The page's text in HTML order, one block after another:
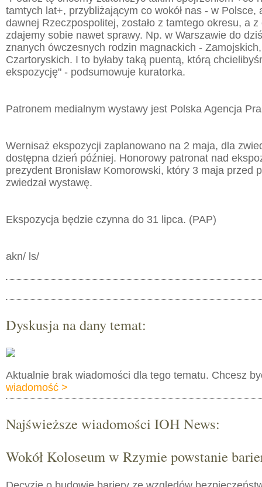
tamtych lat+, przybliżającym co wokół nas - w Polsce,
dawnej Rzeczpospolitej, zostało z tamtego okresu, a
zdajemy sobie nawet sprawy. Np. w Warszawie do
znanych ówczesnych rodzin magnackich - Zamojskich,
Czartoryskich. I to byłaby taką puentą, którą
ekspozycję" - podsumowuje kuratorka.
Patronem medialnym wystawy jest Polska Agencja
Wernisaż ekspozycji zaplanowano na 2 maja, dla
dostępna dzień później. Honorowy patronat nad
prezydent Bronisław Komorowski, który 3 maja przed
zwiedzał wystawę.
Ekspozycja będzie czynna do 31 lipca. (PAP)
akn/ ls/
Dyskusja na dany temat:
Aktualnie brak wiadomości dla tego tematu. Chcesz
wiadomość >
Najświeższe wiadomości IOH News:
Wokół Koloseum w Rzymie powstanie